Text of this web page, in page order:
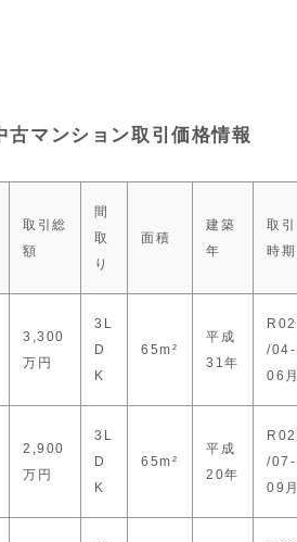
古マンション取引価格情報
取引総
額
間
取
り
面積
建築
年
取引
時期
3,300
万円
3L
D
K
65m²
平成
31年
R02
/04-
06
2,900
万円
3L
D
K
65m²
平成
20年
R02
/07-
09